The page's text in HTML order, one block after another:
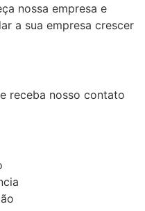
nossa empresa e
a sua empresa crescer
receba nosso contato